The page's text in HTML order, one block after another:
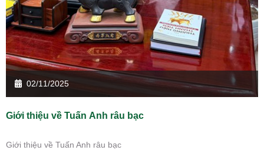
02/11/2025
Giới thiệu về Tuấn Anh râu bạc
Giới thiệu về Tuấn Anh râu bạc